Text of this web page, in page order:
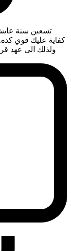
تسعين سنة
كفاية عليك قوي
ولذلك الى عهد